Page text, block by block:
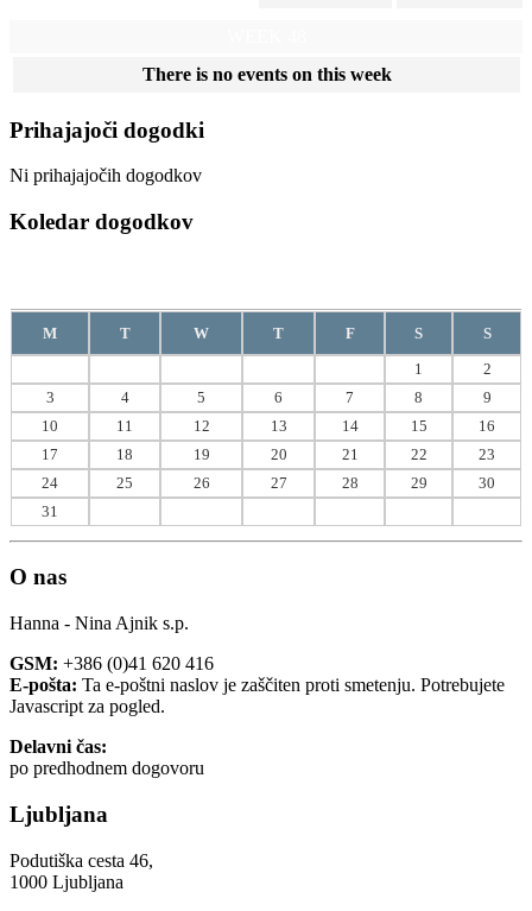
There is no events on this week
Prihajajoči dogodki
Ni prihajajočih dogodkov
Koledar dogodkov
M T W T F S
S
1
2
3
4 5 6 7 8
9
10
11 12 13 14 15
16
17
18 19 20 21 22
23
24
25 26 27 28 29
30
31
O nas
Hanna - Nina Ajnik s.p.
GSM: +386 (0)41 620 416
E-pošta: Ta e-poštni naslov je zaščiten proti smetenju. Potrebujete
Javascript za pogled.
Delavni čas:
po predhodnem dogovoru
Ljubljana
Podutiška cesta 46,
1000 Ljubljana